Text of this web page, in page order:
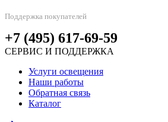
Поддержка покупателей
+7 (495) 617-69-59
СЕРВИС И ПОДДЕРЖКА
Услуги освещения
Наши работы
Обратная связь
Каталог